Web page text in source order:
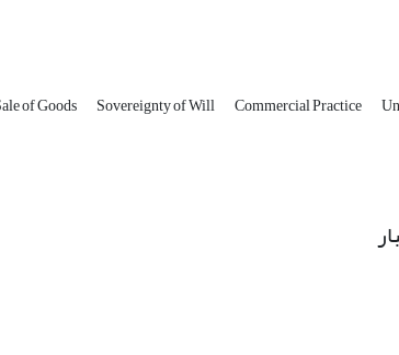
of Goods Sovereignty of Will Commercial Practice